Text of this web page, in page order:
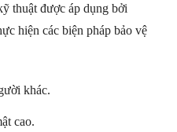
thuật được áp dụng bởi
hiện các biện pháp bảo vệ
khác.
cao.